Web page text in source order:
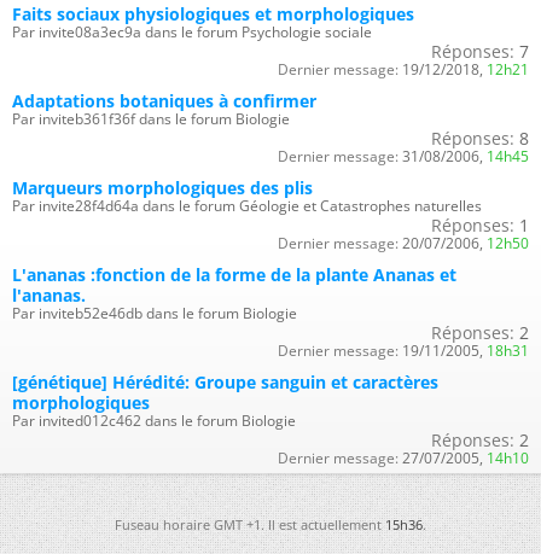
Faits sociaux physiologiques et morphologiques
Par invite08a3ec9a dans le forum Psychologie sociale
Réponses: 7
Dernier message: 19/12/2018, 12h21
Adaptations botaniques à confirmer
Par inviteb361f36f dans le forum Biologie
Réponses: 8
Dernier message: 31/08/2006, 14h45
Marqueurs morphologiques des plis
Par invite28f4d64a dans le forum Géologie et Catastrophes naturelles
Réponses: 1
Dernier message: 20/07/2006, 12h50
L'ananas :fonction de la forme de la plante Ananas et
l'ananas.
Par inviteb52e46db dans le forum Biologie
Réponses: 2
Dernier message: 19/11/2005, 18h31
[génétique] Hérédité: Groupe sanguin et caractères
morphologiques
Par invited012c462 dans le forum Biologie
Réponses: 2
Dernier message: 27/07/2005, 14h10
Fuseau horaire GMT +1. Il est actuellement 15h36.